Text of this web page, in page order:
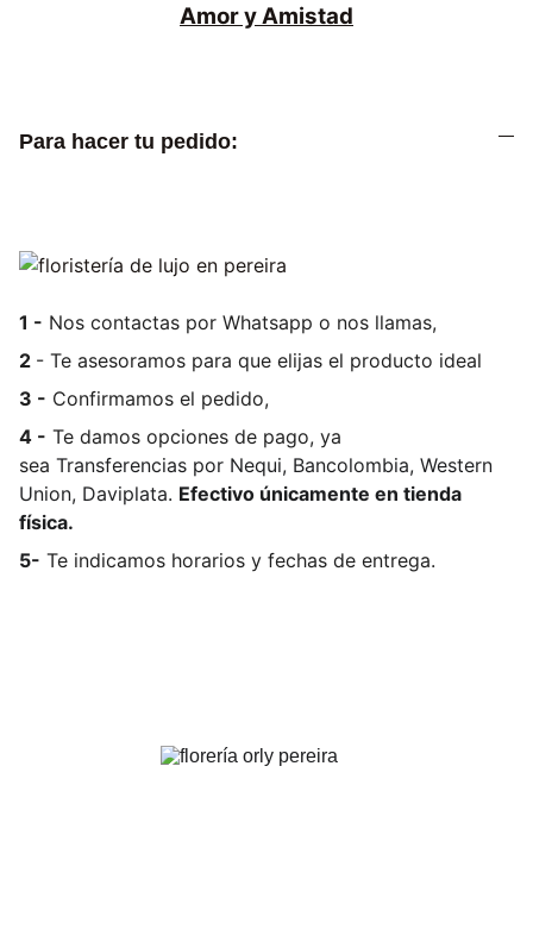
Amor y Amistad
Para hacer tu pedido:
1 - Nos contactas por Whatsapp o nos llamas,
2 - Te asesoramos para que elijas el producto ideal
3 - Confirmamos el pedido,
4 - Te damos opciones de pago, ya
sea Transferencias por Nequi, Bancolombia, Western
Union, Daviplata. Efectivo únicamente en tienda
física.
5- Te indicamos horarios y fechas de entrega.